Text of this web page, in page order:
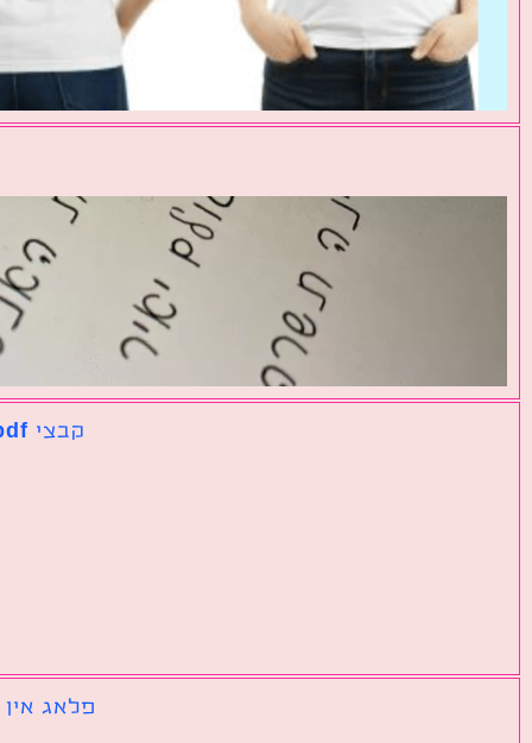
קבצי pdf נפרדים שצריך לאחד לקובץ אחד גדול
פלאג